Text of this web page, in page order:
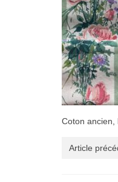
Coton ancien,
Article